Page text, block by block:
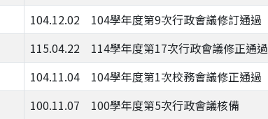
104.12.02 104學年度第9次行政會議修訂通過
115.04.22 114學年度第17次行政會議修正通過
104.11.04 104學年度第1次校務會議修正通過
100.11.07 100學年度第5次行政會議核備